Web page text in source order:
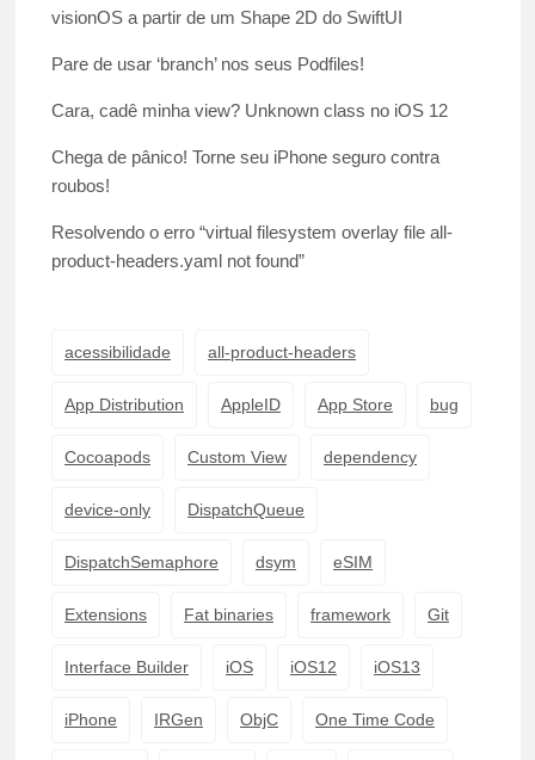
visionOS a partir de um Shape 2D do SwiftUI
Pare de usar ‘branch’ nos seus Podfiles!
Cara, cadê minha view? Unknown class no iOS 12
Chega de pânico! Torne seu iPhone seguro contra
roubos!
Resolvendo o erro “virtual filesystem overlay file all-
product-headers.yaml not found”
acessibilidade all-product-headers
App Distribution AppleID App Store bug
Cocoapods Custom View dependency
device-only DispatchQueue
DispatchSemaphore dsym eSIM
Extensions Fat binaries framework Git
Interface Builder iOS iOS12 iOS13
iPhone IRGen ObjC One Time Code